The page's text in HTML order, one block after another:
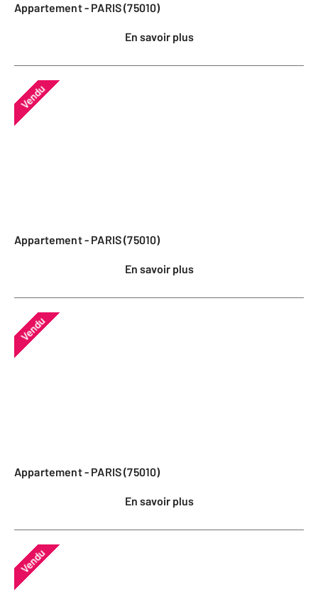
Appartement - PARIS (75010)
En savoir plus
Vendu
Appartement - PARIS (75010)
En savoir plus
Vendu
Appartement - PARIS (75010)
En savoir plus
Vendu